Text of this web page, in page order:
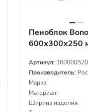
Пеноблок
600х300х250
Артикул:
Производитель:
Марка:
Материал:
Ширина изделия: